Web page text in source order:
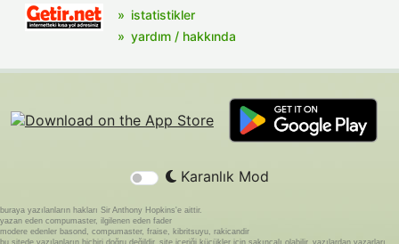
istatistikler
yardım / hakkında
Karanlık Mod
buraya yazılanların hakları Sir Anthony Hopkins'e aittir.
yazan eden compumaster, ilgilenen eden fader
modere edenler basond, compumaster, fraise, kibritsuyu, rakicandir
bu sitede yazılanların hiçbiri doğru değildir. site içeriği küçükler için sakıncalı olabilir. yazılardan yazarları